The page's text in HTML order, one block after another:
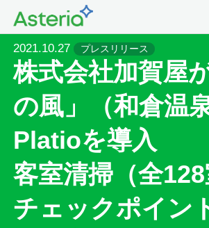
2021.10.27 プレスリリース
株式会社加賀屋
の風」（和倉温
Platioを導入
客室清掃（全
チェックポイン